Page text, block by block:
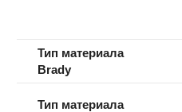
Тип материала
Brady
Тип материала